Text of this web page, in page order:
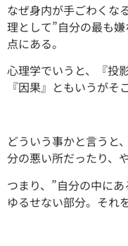
なぜ身内が手ごわくな
理として”自分の最も
点にある。
心理学でいうと、『投
『因果』ともいうがそ
どういう事かと言うと
分の悪い所だったり、
つまり、”自分の中に
ゆるせない部分。それ